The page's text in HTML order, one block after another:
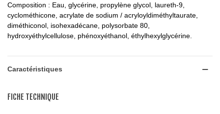
Composition : Eau, glycérine, propylène glycol, laureth-9,
cyclométhicone, acrylate de sodium / acryloyldiméthyltaurate,
diméthiconol, isohexadécane, polysorbate 80,
hydroxyéthylcellulose, phénoxyéthanol, éthylhexylglycérine.
Caractéristiques
FICHE TECHNIQUE